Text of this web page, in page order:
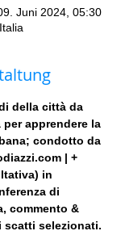
Juni 2024, 05:30
della città da
apprendere la
condotto da
| +
in
di
commento &
scatti selezionati.